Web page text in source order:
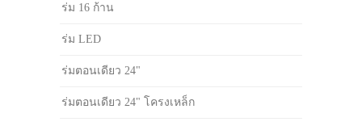
ร่ม 16 ก้าน
ร่ม LED
ร่มตอนเดียว 24"
ร่มตอนเดียว 24" โครงเหล็ก